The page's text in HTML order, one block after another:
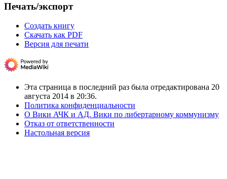
Печать/экспорт
Создать книгу
Скачать как PDF
Версия для печати
Эта страница в последний раз была отредактирована 20
августа 2014 в 20:36.
Политика конфиденциальности
О Вики АЧК и АД. Вики по либертарному коммунизму
Отказ от ответственности
Настольная версия